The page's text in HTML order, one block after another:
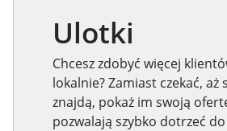
Ulotki
Chcesz zdobyć więcej
lokalnie?Zamiast czekać, aż
znajdą, pokaż im swoją
pozwalają szybko dotrzeć do